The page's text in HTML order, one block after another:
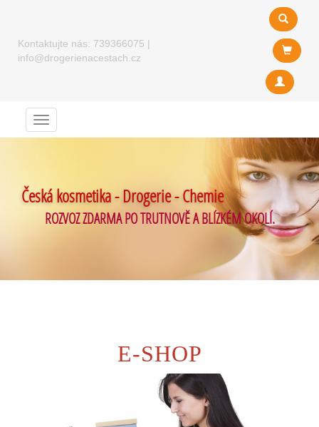
Kontaktujte nás: 739366075 |
info@drogerienacestach.cz
Menu
Česká kosmetika - Drogerie - Chemie
ROZVOZ ZDARMA PO TRUTNOVĚ A BLÍZKÉM OKOLÍ.
E-SHOP